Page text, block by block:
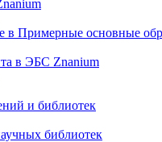
в Примерные основные
в ЭБС Znanium
и библиотек
библиотек